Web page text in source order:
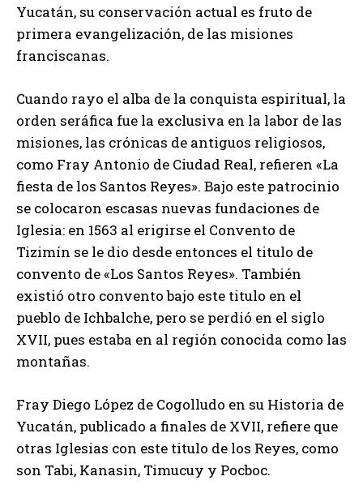
Yucatán, su conservación actual es fruto de
primera evangelización, de las misiones
franciscanas.
Cuando rayo el alba de la conquista espiritual, la
orden seráfica fue la exclusiva en la labor de las
misiones, las crónicas de antiguos religiosos,
como Fray Antonio de Ciudad Real, refieren «La
fiesta de los Santos Reyes». Bajo este patrocinio
se colocaron escasas nuevas fundaciones de
Iglesia: en 1563 al erigirse el Convento de
Tizimín se le dio desde entonces el titulo de
convento de «Los Santos Reyes». También
existió otro convento bajo este titulo en el
pueblo de Ichbalche, pero se perdió en el siglo
XVII, pues estaba en al región conocida como las
montañas.
Fray Diego López de Cogolludo en su Historia de
Yucatán, publicado a finales de XVII, refiere que
otras Iglesias con este titulo de los Reyes, como
son Tabi, Kanasin, Timucuy y Pocboc.